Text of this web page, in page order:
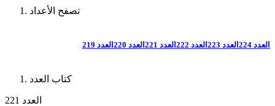
تصفح الأعداد
العدد 224 العدد 223 العدد 222 العدد 221 العدد 220 العدد 219
كتاب العدد
العدد 221